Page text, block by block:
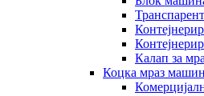
Калап за
Коцка мраз